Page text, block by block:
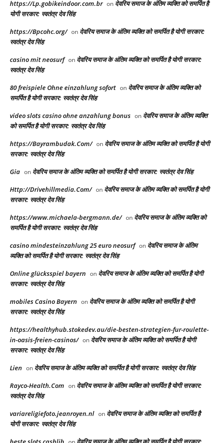
https://Lp.gobikeindoor.com.br on देवरिय समाज के अंतिम व्यक्ति को समर्पित है
योगी सरकार: स्वतंत्र देव सिंह
https://Bpcohc.org/ on देवरिय समाज के अंतिम व्यक्ति को समर्पित है योगी सरकार:
स्वतंत्र देव सिंह
casino mit neosurf on देवरिय समाज के अंतिम व्यक्ति को समर्पित है योगी सरकार:
स्वतंत्र देव सिंह
80 freispiele Ohne einzahlung sofort on देवरिय समाज के अंतिम व्यक्ति को
समर्पित है योगी सरकार: स्वतंत्र देव सिंह
video slots casino ohne anzahlung bonus on देवरिय समाज के अंतिम व्यक्ति
को समर्पित है योगी सरकार: स्वतंत्र देव सिंह
https://Bayrambudak.Com/ on देवरिय समाज के अंतिम व्यक्ति को समर्पित है योगी
सरकार: स्वतंत्र देव सिंह
Gia on देवरिय समाज के अंतिम व्यक्ति को समर्पित है योगी सरकार: स्वतंत्र देव सिंह
Http://Drivehillmedia.Com/ on देवरिय समाज के अंतिम व्यक्ति को समर्पित है योगी
सरकार: स्वतंत्र देव सिंह
https://www.michaela-bergmann.de/ on देवरिय समाज के अंतिम व्यक्ति को
समर्पित है योगी सरकार: स्वतंत्र देव सिंह
casino mindesteinzahlung 25 euro neosurf on देवरिय समाज के अंतिम
व्यक्ति को समर्पित है योगी सरकार: स्वतंत्र देव सिंह
Online glücksspiel bayern on देवरिय समाज के अंतिम व्यक्ति को समर्पित है योगी
सरकार: स्वतंत्र देव सिंह
mobiles Casino Bayern on देवरिय समाज के अंतिम व्यक्ति को समर्पित है योगी
सरकार: स्वतंत्र देव सिंह
https://healthyhub.stokedev.au/die-besten-strategien-fur-roulette-
in-oasis-freien-casinos/ on देवरिय समाज के अंतिम व्यक्ति को समर्पित है योगी
सरकार: स्वतंत्र देव सिंह
Lien on देवरिय समाज के अंतिम व्यक्ति को समर्पित है योगी सरकार: स्वतंत्र देव सिंह
Rayco-Health.Com on देवरिय समाज के अंतिम व्यक्ति को समर्पित है योगी सरकार:
स्वतंत्र देव सिंह
variareligiefoto.jeanroyen.nl on देवरिय समाज के अंतिम व्यक्ति को समर्पित है
योगी सरकार: स्वतंत्र देव सिंह